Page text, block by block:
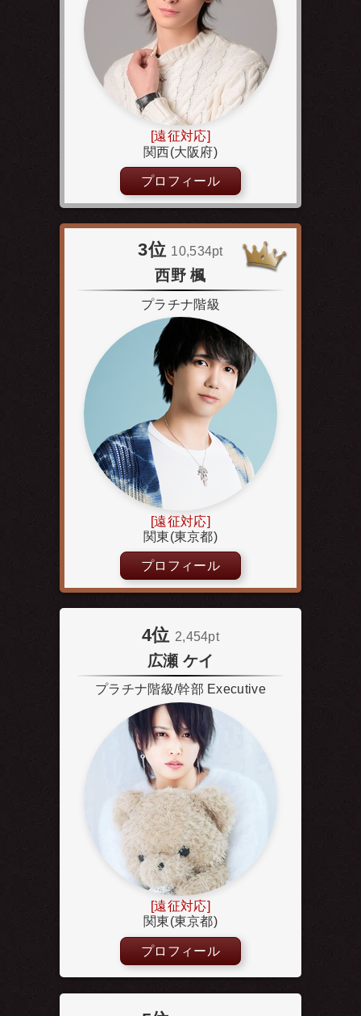
[遠征対応]
関西(大阪府)
プロフィール
3位 10,534pt
西野 楓
プラチナ階級
[遠征対応]
関東(東京都)
プロフィール
4位 2,454pt
広瀬 ケイ
プラチナ階級/幹部 Executive
[遠征対応]
関東(東京都)
プロフィール